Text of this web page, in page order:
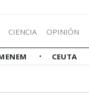
CIENCIA OPINIÓN
CEUTA